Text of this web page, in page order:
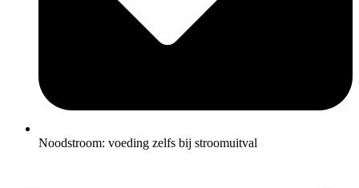
Noodstroom: voeding zelfs bij stroomuitval